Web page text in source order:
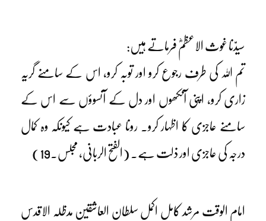
سیدّنا غوث الاعظمؓ فرماتے ہیں:
تم اللہ کی طرف رجوع کرو اور توبہ کرو، اس کے سامنے گریہ
زاری کرو، اپنی آنکھوں اور دل کے آنسوؤں سے اس کے
سامنے عاجزی کا اظہار کرو۔ رونا عبادت ہے کیونکہ وہ کمال
درجہ کی عاجزی اور ذلت ہے۔ (الفتح الربانی، مجلس۔19)
امام الوقت مرشد کامل اکمل سلطان العاشقین مدظلہ الاقدس